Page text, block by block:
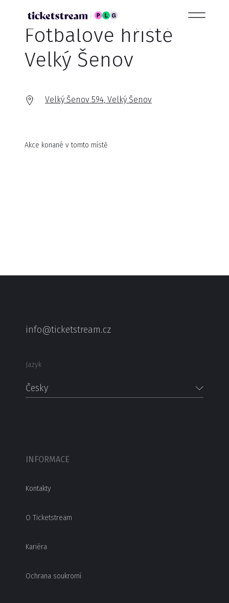
Fotbalové hřiště
Velký Šenov
Velký Šenov 594, Velký Šenov
Akce konané v tomto místě
info@ticketstream.cz
Jazyk
Česky
INFORMACE
Kontakty
O Ticketstream
Kariéra
Ochrana soukromí